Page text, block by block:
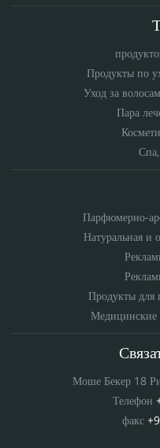
Продукты по
Уход за
Пара
Парфюмерно-
Натуральная и
Продукты для
Медицинские
Моше Бекер 18
Телефон
факс